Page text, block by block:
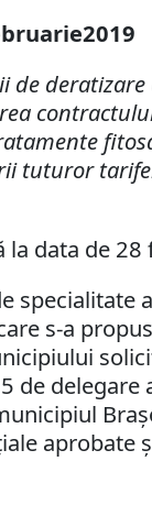
de
tuturor
data de 28
s-a propus
de
aprobate